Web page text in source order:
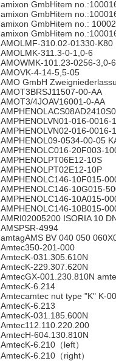
amixon GmbHitem
amixon GmbHitem
amixon GmbHitem no.:
amixon GmbHitem
AMOLMF-310.02-01330-K80
AMOLMK-311.3-0-1,0-6
AMOWMK-101.23-0256-3,0-6
AMOVK-4-14-5,5-05
AMO GmbH
AMOT3BRSJ11507-00-AA
AMOT3/4JOAV16001-0-AA
AMPHENOLVN01-016-0016-
AMPHENOLVN02-016-0016-
AMPHENOL09-0534-00-05
AMPHENOLC016-20F003-
AMPHENOLPT06E12-10S
AMPHENOLPT02E12-10P
AMPHENOLC146-10F015-
AMPHENOLC146-10G015-
AMPHENOLC146-10A015-
AMPHENOLC146-10B015-
AMRI02005200 ISORIA 10
AMSPSR-4994
amtagAMS BV 040 050
Amtec350-201-000
AmtecK-031.305.610N
AmtecK-229.307.620N
AmtecGX-001.230.810N
AmtecK-6.214
Amtecamtec nut type "K" K-
AmtecK-6.213
AmtecK-031.185.600N
Amtec112.110.220.200
AmtecH-604.130.810N
AmtecK-6.210（left）
AmtecK-6.210（right）